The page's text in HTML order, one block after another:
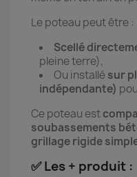
Le poteau peut être :
Scellé
pleine terre),
Ou installésur
indépendante)
Ce poteau est
soubassements
grillage rigide
✅ Les + produit :